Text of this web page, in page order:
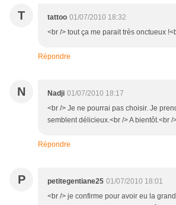
T tattoo 01/07/2010 18:32
<br /> tout ça me parait très onctueux
Répondre
N Nadji 01/07/2010 18:17
<br /> Je ne pourrai pas choisir. Je
semblent délicieux.<br /> A bientôt.<br /
Répondre
P petitegentiane25 01/07/2010 18:01
<br /> je confirme pour avoir eu la